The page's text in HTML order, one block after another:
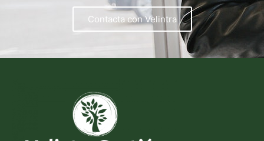
Contacta con Velintra